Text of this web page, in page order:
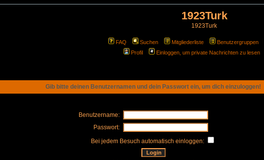
1923Turk
1923Turk
FAQ Suchen Mitgliederliste Benutzergruppen
Profil
Einloggen, um private Nachrichten zu lesen
Gib bitte deinen Benutzernamen und dein Passwort ein, um dich einzuloggen!
Benutzername:
Passwort:
Bei jedem Besuch automatisch einloggen: